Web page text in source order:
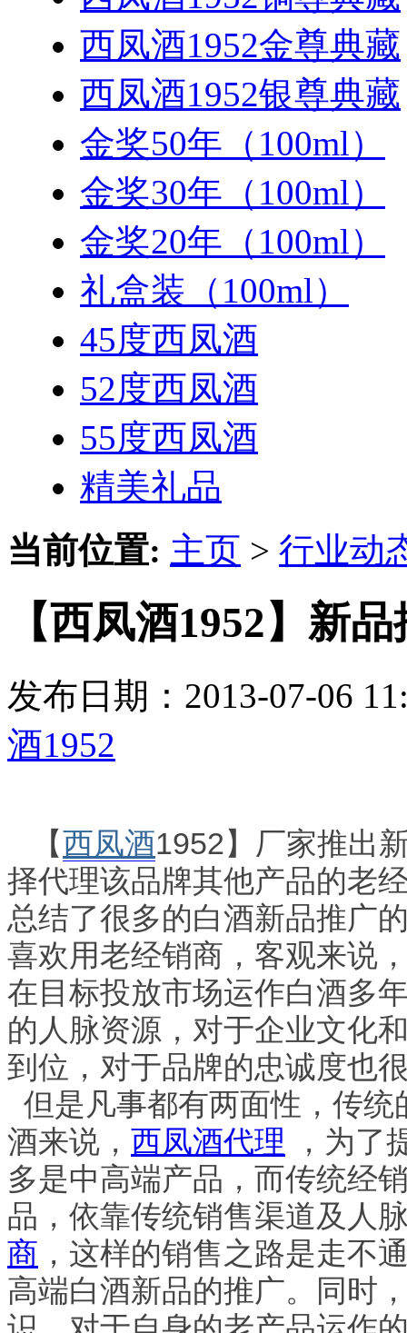
西凤酒1952金尊典藏
西凤酒1952银尊典藏
金奖50年（100ml）
金奖30年（100ml）
金奖20年（100ml）
礼盒装（100ml）
45度西凤酒
52度西凤酒
55度西凤酒
精美礼品
当前位置: 主页 > 行业动
【西凤酒1952】新
发布日期：2013-07-06
酒1952
【西凤酒1952】厂家推出
择代理该品牌其他产品的老
总结了很多的白酒新品推广
喜欢用老经销商，客观来说
在目标投放市场运作白酒多
的人脉资源，对于企业文化
到位，对于品牌的忠诚度也
但是凡事都有两面性，传
酒来说， 西凤酒代理 ，为了
多是中高端产品，而传统经
品，依靠传统销售渠道及人
商 ，这样的销售之路是走不
高端白酒新品的推广。同时